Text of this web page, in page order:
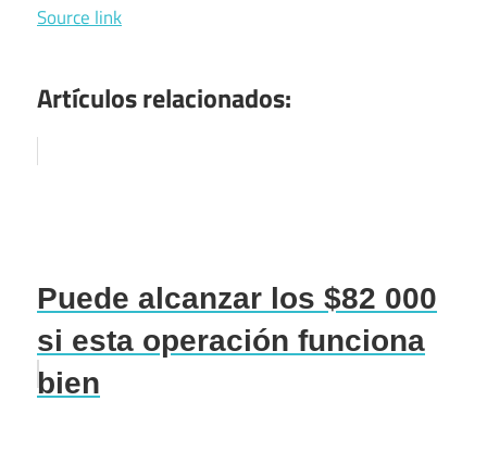
Source link
Artículos relacionados:
Puede alcanzar los $82 000
si esta operación funciona
bien